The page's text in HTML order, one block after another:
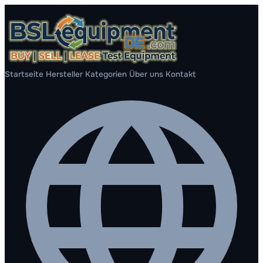
Startseite Hersteller Kategorien Über uns Kontakt